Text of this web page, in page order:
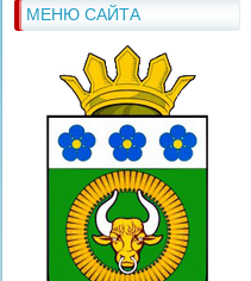
МЕНЮ САЙТА